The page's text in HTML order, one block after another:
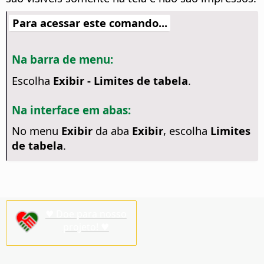
Para acessar este comando...
Na barra de menu:
Escolha Exibir - Limites de tabela.
Na interface em abas:
No menu Exibirda aba Exibir, escolha Limites
de tabela.